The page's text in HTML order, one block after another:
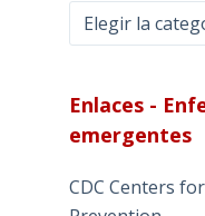
Entradas
–
categorías
Enlaces -
emergentes
CDC Centers